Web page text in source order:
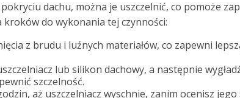
dachu, można je uszczelnić, co pomoże
do wykonania tej czynności:
z brudu i luźnych materiałów, co zapewni
lub silikon dachowy, a następnie
szczelność.
aż uszczelniacz wyschnie, zanim ocenisz